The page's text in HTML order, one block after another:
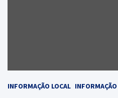
INFORMAÇÃO LOCAL